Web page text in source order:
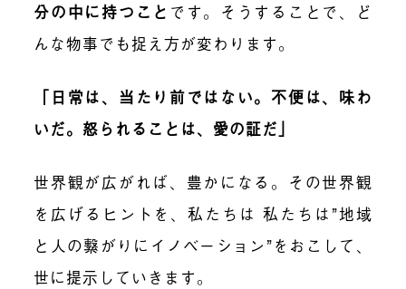
分の中に持つこと です。そうすることで、ど
んな物事でも捉え方が変わります。
「日常は、当たり前ではない。不便は、味わ
いだ。怒られることは、愛の証だ」
世界観が広がれば、豊かになる。その世界観
を広げるヒントを、私たちは 私たちは”地域
と人の繋がりにイノベーション”をおこして、
世に提示していきます。